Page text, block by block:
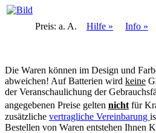
Preis: a. A. Hilfe » Info »
Die Waren können im Design und
abweichen! Auf Batterien wird keine
der Veranschaulichung der
angegebenen Preise gelten nichtfür
zusätzliche vertragliche Vereinbarung
Bestellen von Waren entstehen Ihnen